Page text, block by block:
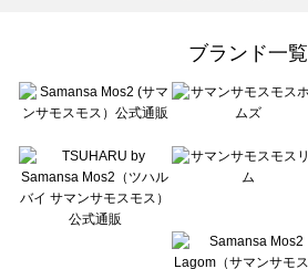
Te chichi（テチチ）の一覧
Te chichi CLASSIC（テチチ クラシック）の一覧
Lugnoncure（ルノンキュール）の一覧
BETTY'S BLUE（べティーズブルー）の一覧
Wpc.（ワールドパーティー）の一覧
ブランド一覧